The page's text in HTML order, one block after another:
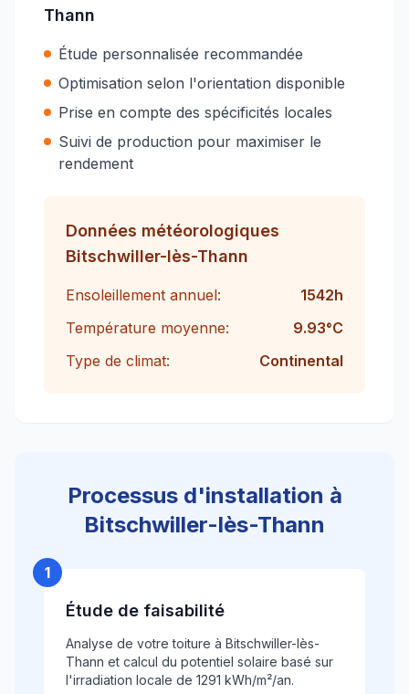
Thann
Étude personnalisée recommandée
Optimisation selon l'orientation disponible
Prise en compte des spécificités locales
Suivi de production pour maximiser le
rendement
Données météorologiques
Bitschwiller-lès-Thann
Ensoleillement annuel: 1542h
Température moyenne:
9.93°C
Type de climat:
Continental
Processus d'installation à
Bitschwiller-lès-Thann
1
Étude de faisabilité
Analyse de votre toiture à Bitschwiller-lès-
Thann et calcul du potentiel solaire basé sur
l'irradiation locale de 1291 kWh/m²/an.